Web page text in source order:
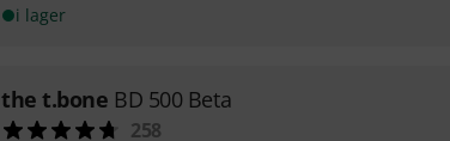
i lager
the t.bone BD 500 Beta
258